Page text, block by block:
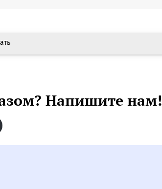
Напишите нам!